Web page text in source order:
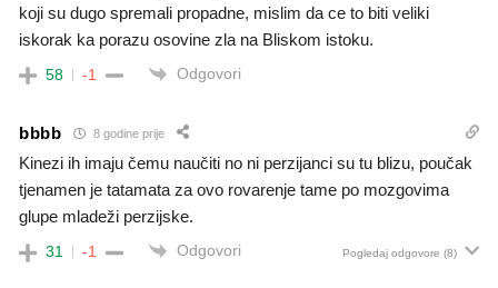
koji su dugo spremali propadne, mislim da ce to biti veliki
iskorak ka porazu osovine zla na Bliskom istoku.
58 -1 Odgovori
bbbb 8 godine prije
Kinezi ih imaju čemu naučiti no ni perzijanci su tu blizu, poučak
tjenamen je tatamata za ovo rovarenje tame po mozgovima
glupe mladeži perzijske.
31 -1 Odgovori Pogledaj odgovore (8)